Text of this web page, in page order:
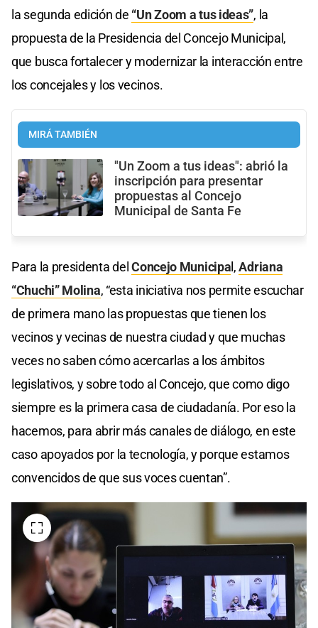
la segunda edición de “Un Zoom a tus ideas”, la
propuesta de la Presidencia del Concejo Municipal,
que busca fortalecer y modernizar la interacción entre
los concejales y los vecinos.
MIRÁ TAMBIÉN
"Un Zoom a tus ideas": abrió la
inscripción para presentar
propuestas al Concejo
Municipal de Santa Fe
Para la presidenta delConcejo Municipal,Adriana
“Chuchi” Molina, “esta iniciativa nos permite escuchar
de primera mano las propuestas que tienen los
vecinos y vecinas de nuestra ciudad y que muchas
veces no saben cómo acercarlas a los ámbitos
legislativos, y sobre todo al Concejo, que como digo
siempre es la primera casa de ciudadanía. Por eso la
hacemos, para abrir más canales de diálogo, en este
caso apoyados por la tecnología, y porque estamos
convencidos de que sus voces cuentan”.